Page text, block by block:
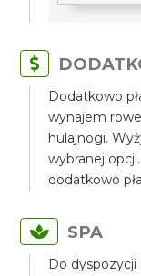
Dodatkowo
wynajem
hulajnogi.
wybranej
dodatkowo
SPA
Do dyspozycji